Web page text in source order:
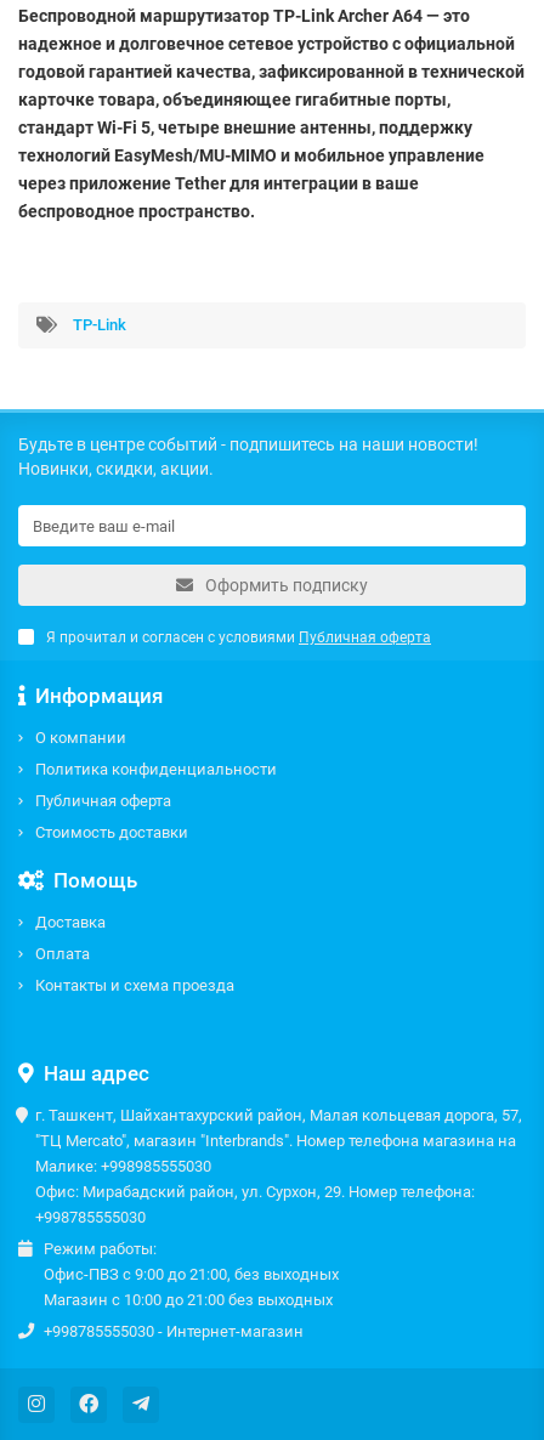
Беспроводной маршрутизатор TP-Link Archer A64 — это
надежное и долговечное сетевое устройство с официальной
годовой гарантией качества, зафиксированной в технической
карточке товара, объединяющее гигабитные порты,
стандарт Wi-Fi 5, четыре внешние антенны, поддержку
технологий EasyMesh/MU-MIMO и мобильное управление
через приложение Tether для интеграции в ваше
беспроводное пространство.
TP-Link
Будьте в центре событий - подпишитесь на наши новости!
Новинки, скидки, акции.
Оформить подписку
Я прочитал и согласен с условиями Публичная оферта
Информация
О компании
Политика конфиденциальности
Публичная оферта
Стоимость доставки
Помощь
Доставка
Оплата
Контакты и схема проезда
Наш адрес
г. Ташкент, Шайхантахурский район, Малая кольцевая дорога, 57,
"ТЦ Mercato", магазин "Interbrands". Номер телефона магазина на
Малике: +998985555030
Офис: Мирабадский район, ул. Сурхон, 29. Номер телефона:
+998785555030
Режим работы:
Офис-ПВЗ с 9:00 до 21:00, без выходных
Магазин с 10:00 до 21:00 без выходных
+998785555030 - Интернет-магазин